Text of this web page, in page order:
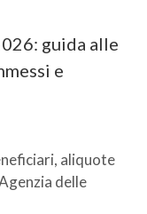
guida alle
e
aliquote
delle